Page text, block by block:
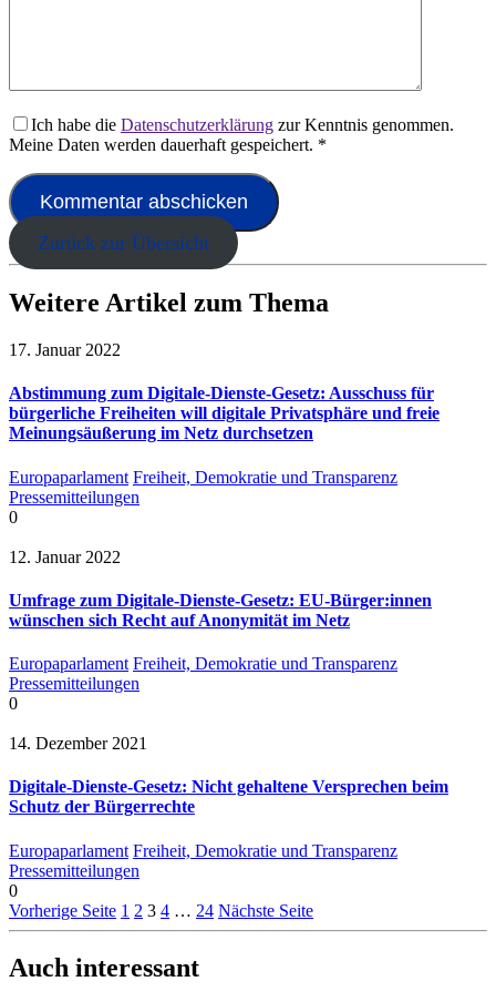
Ich habe die Datenschutzerklärung zur Kenntnis genommen.
Meine Daten werden dauerhaft gespeichert. *
Zurück zur Übersicht
Weitere Artikel zum Thema
17. Januar 2022
Abstimmung zum Digitale-Dienste-Gesetz: Ausschuss für
bürgerliche Freiheiten will digitale Privatsphäre und freie
Meinungsäußerung im Netz durchsetzen
Europaparlament Freiheit, Demokratie und Transparenz
Pressemitteilungen
0
12. Januar 2022
Umfrage zum Digitale-Dienste-Gesetz: EU-Bürger:innen
wünschen sich Recht auf Anonymität im Netz
Europaparlament Freiheit, Demokratie und Transparenz
Pressemitteilungen
0
14. Dezember 2021
Digitale-Dienste-Gesetz: Nicht gehaltene Versprechen beim
Schutz der Bürgerrechte
Europaparlament Freiheit, Demokratie und Transparenz
Pressemitteilungen
0
Vorherige Seite 1 2 3 4 … 24 Nächste Seite
Auch interessant